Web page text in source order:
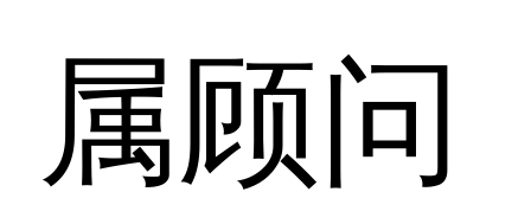
属顾问